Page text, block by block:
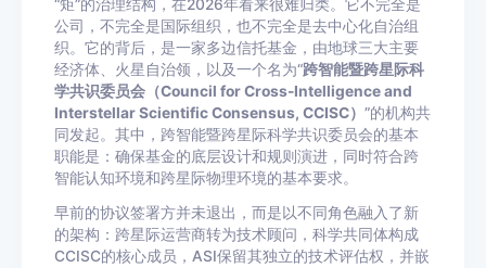
“矩”的治理结构，在2026年看来很难归类。它不完全是
公司，不完全是国际组织，也不完全是去中心化自治组
织。它的背后，是一家多边信托基金，由地球三大主要
经济体、火星自治领，以及一个名为“跨智能暨跨星际科
学共识委员会（Council for Cross-Intelligence and
Interstellar Scientific Consensus, CCISC） ”的机构共
同发起。其中，跨智能暨跨星际科学共识委员会的基本
职能是：确保基金的底层设计和规则演进，同时符合跨
智能认知环境和跨星际物理环境的基本要求。
早前的协议签署方并未退出，而是以不同角色融入了新
的架构：跨星际运营商转为技术顾问，科学共同体构成
CCISC的核心成员，ASI保留其独立的技术评估权，并嵌